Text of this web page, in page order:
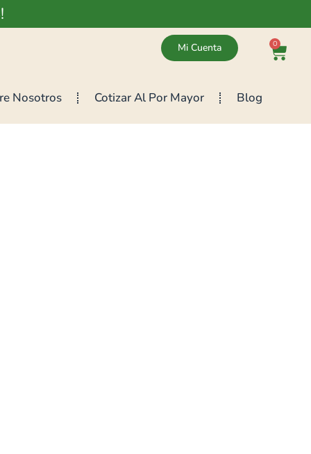
Mi Cuenta 0
Nosotros Cotizar Al Por Mayor Blog